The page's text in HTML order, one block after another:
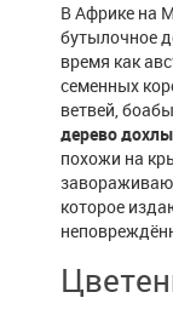
В Африке на
бутылочное
время как
семенных
ветвей,
дерево
похожи на
которое